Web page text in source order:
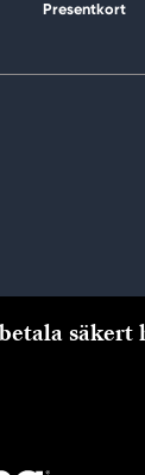
Presentkort
säkert